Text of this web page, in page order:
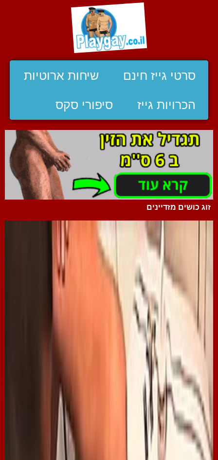
סרטי גייז חינם שיחות ארוטיות
הכרויות גייז סיפורי סקס
זוג כושים מזדיינים